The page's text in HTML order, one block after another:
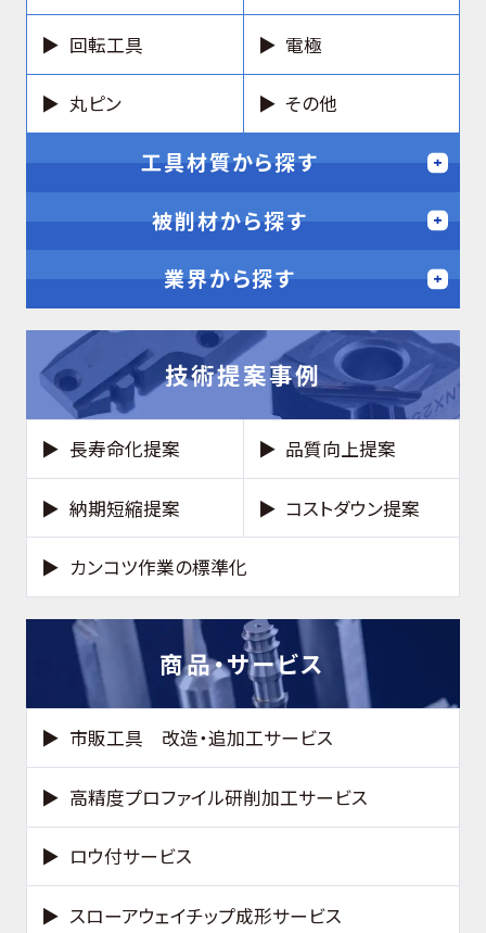
回転工具 電極
丸ピン その他
工具材質から探す
被削材から探す
業界から探す
技術提案事例
長寿命化提案 品質向上提案
納期短縮提案 コストダウン提案
カンコツ作業の標準化
商品・サービス
市販工具 改造・追加工サービス
高精度プロファイル研削加工サービス
ロウ付サービス
スローアウェイチップ成形サービス